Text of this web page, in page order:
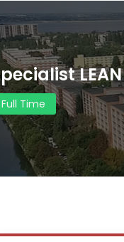
LEAN
Full Time